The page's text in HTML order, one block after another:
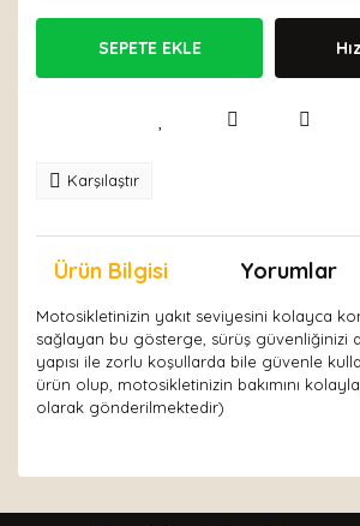
SEPETE EKLE
Karşılaştır
Ürün Bilgisi Yorumlar
Motosikletinizin yakıt seviyesini kolayca
sağlayan bu gösterge, sürüş güvenliğinizi
yapısı ile zorlu koşullarda bile güvenle
ürün olup, motosikletinizin bakımını
olarak gönderilmektedir)
formunu kullanarak tarafımıza